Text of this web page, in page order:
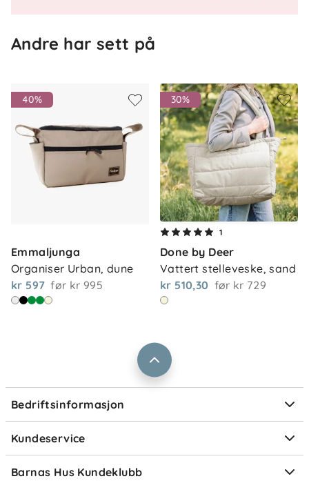
Andre har sett på
40%
Emmaljunga
Organiser Urban, dune
kr 597 før kr 995
30%
1
Done by Deer
Vattert stelleveske, sand
kr 510,30 før kr 729
Bedriftsinformasjon
Våre butikker
Vårt samfunnsansvar
Jobbe i Barnas Hus
Størrelsesguider
Kundeservice
Frakt og levering
Retur og reklamasjon
Ofte stilte spørsmål
Om Klarna
Barnas Hus Kundeklubb
Medlemsvilkår